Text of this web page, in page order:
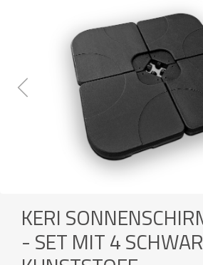
Previous
KERI
- SET MIT 4